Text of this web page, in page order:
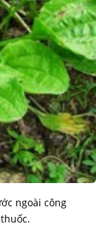
ngoài công